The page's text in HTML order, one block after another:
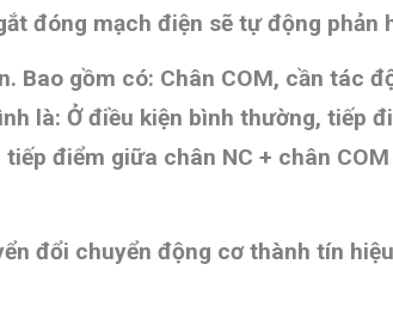
đóng mạch điện sẽ tự động phản
Bao gồm có: Chân COM, cần tác
là: Ở điều kiện bình thường, tiếp
điểm giữa chân NC + chân
đổi chuyển động cơ thành tín